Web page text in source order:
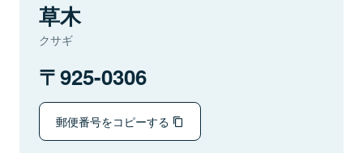
草木
クサギ
925-0306
郵便番号をコピーする